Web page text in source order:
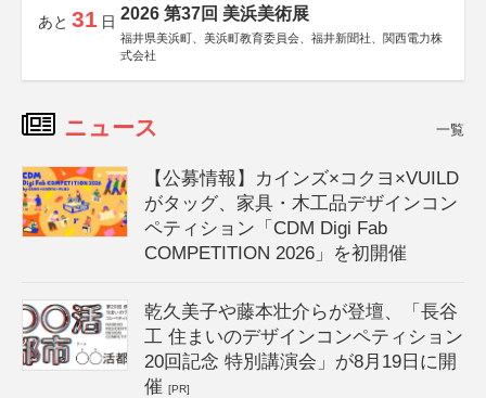
あと 31 日 2026 第37回 美浜美術展
福井県美浜町、美浜町教育委員会、福井新聞社、関西電力株
式会社
ニュース 一覧
【公募情報】カインズ×コクヨ×VUILD
がタッグ、家具・木工品デザインコン
ペティション「CDM Digi Fab
COMPETITION 2026」を初開催
乾久美子や藤本壮介らが登壇、「長谷
工 住まいのデザインコンペティション
20回記念 特別講演会」が8月19日に開
催[PR]